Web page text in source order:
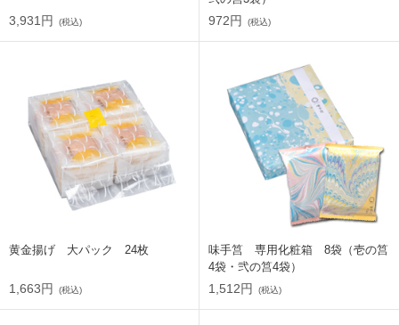
3,931円 (税込) 972円 (税込)
黄金揚げ 大パック 24枚
1,663円 (税込)
味手筥 専用化粧箱 8袋（壱の筥
4袋・弐の筥4袋）
1,512円 (税込)